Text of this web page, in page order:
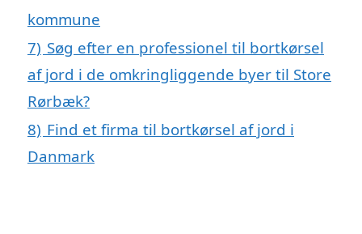
kommune
7) Søg efter en professionel til bortkørsel
af jord i de omkringliggende byer til Store
Rørbæk?
8) Find et firma til bortkørsel af jord i
Danmark